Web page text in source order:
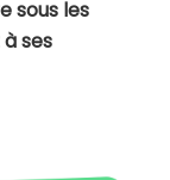
sous les
ses